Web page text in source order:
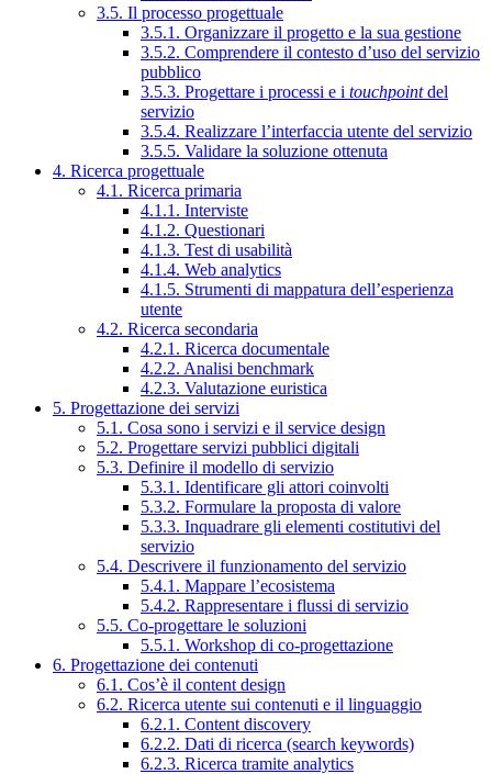
3.5. Il processo progettuale
3.5.1. Organizzare il progetto e la sua gestione
3.5.2. Comprendere il contesto d’uso del servizio
pubblico
3.5.3. Progettare i processi e i touchpointdel
servizio
3.5.4. Realizzare l’interfaccia utente del servizio
3.5.5. Validare la soluzione ottenuta
4. Ricerca progettuale
4.1. Ricerca primaria
4.1.1. Interviste
4.1.2. Questionari
4.1.3. Test di usabilità
4.1.4. Web analytics
4.1.5. Strumenti di mappatura dell’esperienza
utente
4.2. Ricerca secondaria
4.2.1. Ricerca documentale
4.2.2. Analisi benchmark
4.2.3. Valutazione euristica
5. Progettazione dei servizi
5.1. Cosa sono i servizi e il service design
5.2. Progettare servizi pubblici digitali
5.3. Definire il modello di servizio
5.3.1. Identificare gli attori coinvolti
5.3.2. Formulare la proposta di valore
5.3.3. Inquadrare gli elementi costitutivi del
servizio
5.4. Descrivere il funzionamento del servizio
5.4.1. Mappare l’ecosistema
5.4.2. Rappresentare i flussi di servizio
5.5. Co-progettare le soluzioni
5.5.1. Workshop di co-progettazione
6. Progettazione dei contenuti
6.1. Cos’è il content design
6.2. Ricerca utente sui contenuti e il linguaggio
6.2.1. Content discovery
6.2.2. Dati di ricerca (search keywords)
6.2.3. Ricerca tramite analytics